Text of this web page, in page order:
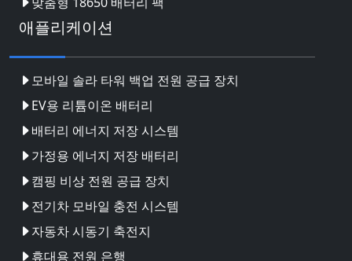
애플리케이션
모바일 솔라 타워 백업 전원 공급 장치
EV용 리튬이온 배터리
배터리 에너지 저장 시스템
가정용 에너지 저장 배터리
캠핑 비상 전원 공급 장치
전기차 모바일 충전 시스템
자동차 시동기 축전지
휴대용 전원 은행